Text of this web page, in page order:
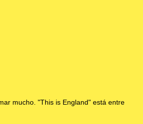
mucho. "This is England" está entre